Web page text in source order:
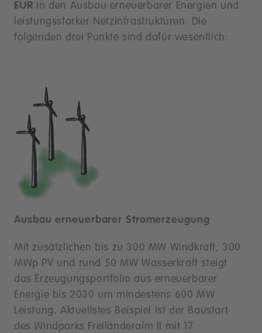
EUR in den Ausbau erneuerbarer Energien und
leistungsstarker Netzinfrastrukturen. Die
folgenden drei Punkte sind dafür wesentlich:
Ausbau erneuerbarer Stromerzeugung
Mit zusätzlichen bis zu 300 MW Windkraft, 300
MWp PV und rund 50 MW Wasserkraft steigt
das Erzeugungsportfolio aus erneuerbarer
Energie bis 2030 um mindestens 600 MW
Leistung. Aktuellstes Beispiel ist der Baustart
des Windparks Freiländeralm II mit 17